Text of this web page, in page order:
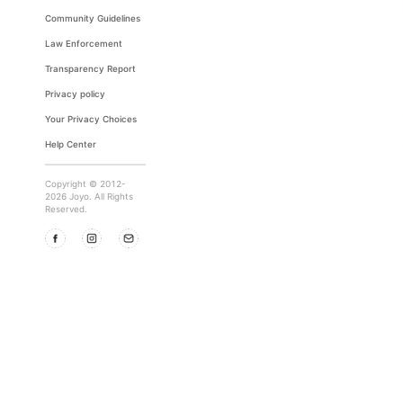
Community Guidelines
Law Enforcement
Transparency Report
Privacy policy
Your Privacy Choices
Help Center
Copyright © 2012-
2026 Joyo. All Rights
Reserved.